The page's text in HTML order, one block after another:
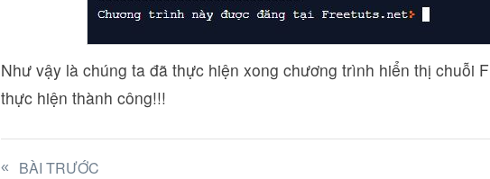
Như vậy là chúng ta đã thực hiện xong chương trình hiển thị chuỗi
thực hiện thành công!!!
BÀI TRƯỚC